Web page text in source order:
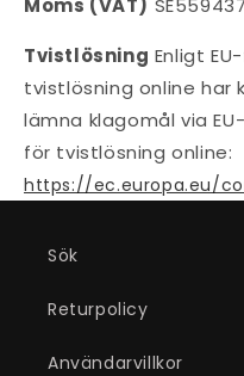
Moms (VAT)
Tvistlösning Enligt
tvistlösning online
lämna klagomål via
för tvistlösning online:
https://ec.europa.eu/
Sök
Returpolicy
Användarvillkor